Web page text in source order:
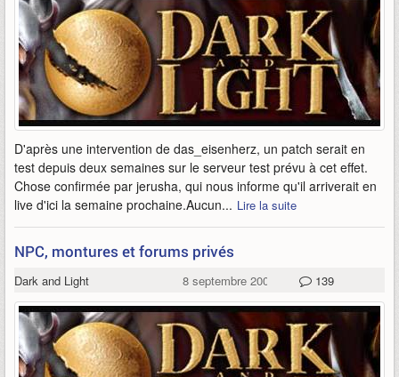
D'après une intervention de das_eisenherz, un patch serait en
test depuis deux semaines sur le serveur test prévu à cet effet.
Chose confirmée par jerusha, qui nous informe qu'il arriverait en
live d'ici la semaine prochaine.Aucun... Lire la suite
NPC, montures et forums privés
Dark and Light 8 septembre 2006 139